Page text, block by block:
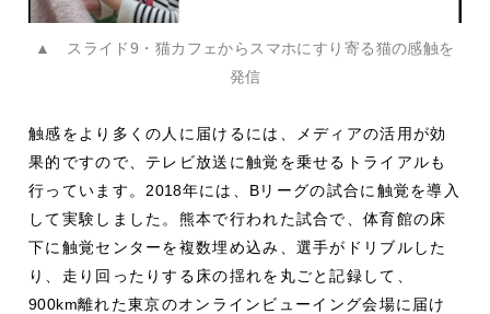
▲ スライド9・猫カフェからスマホにすり寄る猫の感触を
発信
触感をより多くの人に届けるには、メディアの活用が効
果的ですので、テレビ放送に触覚を乗せるトライアルも
行っています。 2018年には、 Bリーグの試合に触覚を導入
して実験しました。熊本で行われた試合で、体育館の床
下に触覚センターを複数埋め込み、選手がドリブルした
り、走り回ったりする床の揺れを丸ごと記録して、
900km離れた東京のオンラインビューイング会場に届け